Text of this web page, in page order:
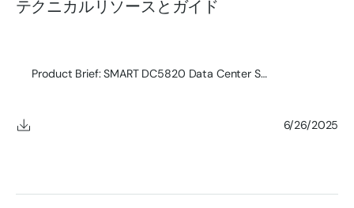
テクニカルリソースとガイド
Product Brief: SMART DC5820 Data Center SSD
6/26/2025